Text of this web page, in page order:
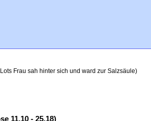
Frau sah hinter sich und ward zur Salzsäule)
11,10 - 25,18)